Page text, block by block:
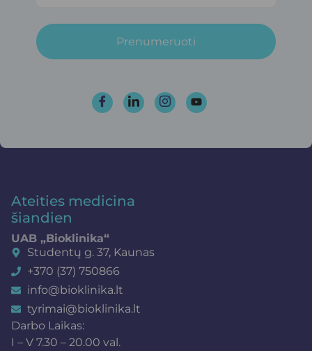
Prenumeruoti
Ateities medicina
šiandien
UAB „Bioklinika“
Studentų g. 37, Kaunas
+370 (37) 750866
info@bioklinika.lt
tyrimai@bioklinika.lt
Darbo Laikas:
I – V 7.30 – 20.00 val.